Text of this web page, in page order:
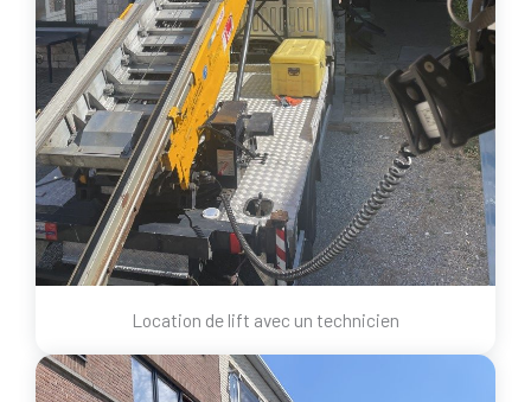
Location de lift avec un technicien